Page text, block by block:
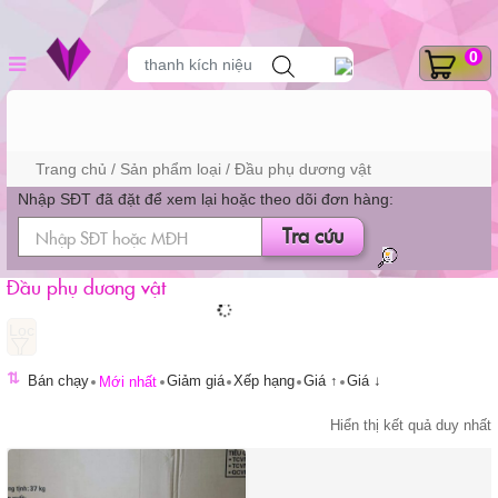
to
content
0
kiếm
sản
thanh kích niệu
Trang chủ / Sản phẩm loại / Đầu phụ dương vật
Nhập SĐT đã đặt để xem lại hoặc theo dõi đơn hàng:
Tra cứu
Đầu phụ dương vật
⇅ Bán chạy Mới nhất Giảm giá Xếp hạng Giá ↑ Giá ↓
Hiển thị kết quả duy nhất